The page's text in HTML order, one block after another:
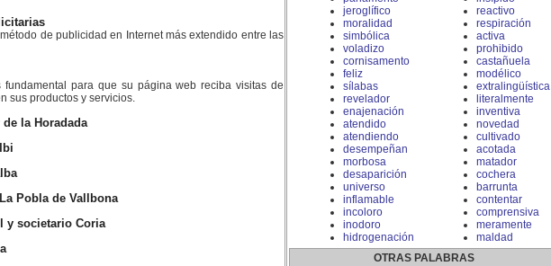
de publicidad en Internet más extendido entre las
para que su página web reciba visitas de
sus productos y servicios.
la Horadada
Pobla de Vallbona
y societario Coria
jeroglífico
moralidad
simbólica
voladizo
cornisamento
feliz
sílabas
revelador
enajenación
atendido
atendiendo
desempeñan
morbosa
desaparición
universo
inflamable
incoloro
inodoro
hidrogenación
reactivo
respiración
activa
prohibido
castañuela
modélico
extralingüística
literalmente
inventiva
novedad
cultivado
acotada
matador
cochera
barrunta
contentar
comprensiva
meramente
maldad
OTRAS PALABRAS